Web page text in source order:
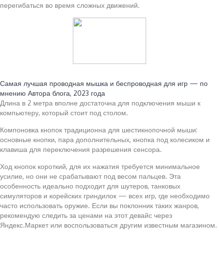
перегибаться во время сложных движений.
Самая лучшая проводная мышка и беспроводная для игр — по
мнению Автора блога, 2023 года
Длина в 2 метра вполне достаточна для подключения мыши к
компьютеру, который стоит под столом.
Компоновка кнопок традиционна для шестикнопочной мыши:
основные кнопки, пара дополнительных, кнопка под колесиком и
клавиша для переключения разрешения сенсора.
Ход кнопок короткий, для их нажатия требуется минимальное
усилие, но они не срабатывают под весом пальцев. Эта
особенность идеально подходит для шутеров, танковых
симуляторов и корейских гриндилок — всех игр, где необходимо
часто использовать оружие. Если вы поклонник таких жанров,
рекомендую следить за ценами на этот девайс через
Яндекс.Маркет или воспользоваться другим известным магазином.